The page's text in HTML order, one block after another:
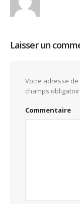
Laisser un
Votre adresse
champs
Commentaire